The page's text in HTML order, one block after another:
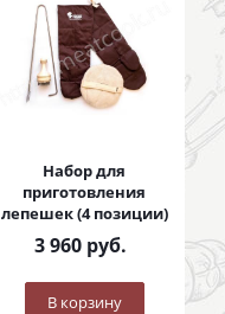
Набор для
приготовления
лепешек (4 позиции)
3 960руб.
В корзину